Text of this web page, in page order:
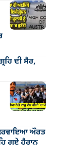
ਦੀ ਸੈਰ,
ਔਰਤ
ਗਏ ਹੈਰਾਨ